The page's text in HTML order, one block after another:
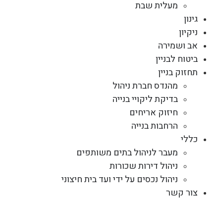
מעלית שבת
גינון
ניקיון
אב ושמירה
ביטוח לבניין
תחזוק בניין
מהנדס חברת ניהול
בדיקת ליקויי בנייה
חיזוק אריחים
הרחבות בנייה
כללי
מעבר לניהול בתים משותפים
ניהול דירות שכורות
ניהול נכסים על ידי ועד בית חיצוני
צור קשר